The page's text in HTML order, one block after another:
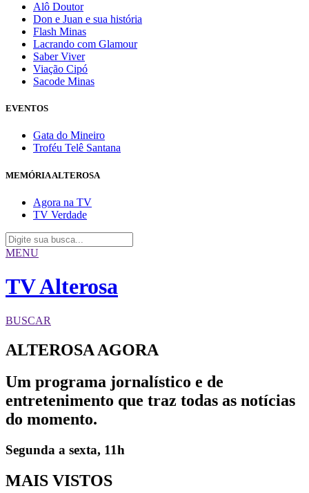
Alô Doutor
Don e Juan e sua história
Flash Minas
Lacrando com Glamour
Saber Viver
Viação Cipó
Sacode Minas
EVENTOS
Gata do Mineiro
Troféu Telê Santana
MEMÓRIA ALTEROSA
Agora na TV
TV Verdade
MENU
TV Alterosa
BUSCAR
ALTEROSA AGORA
Um programa jornalístico e de
entretenimento que traz todas as notícias
do momento.
Segunda a sexta, 11h
MAIS VISTOS